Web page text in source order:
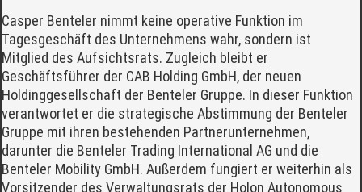
Casper Benteler nimmt keine operative Funktion im
Tagesgeschäft des Unternehmens wahr, sondern ist
Mitglied des Aufsichtsrats. Zugleich bleibt er
Geschäftsführer der CAB Holding GmbH, der neuen
Holdinggesellschaft der Benteler Gruppe. In dieser Funktion
verantwortet er die strategische Abstimmung der Benteler
Gruppe mit ihren bestehenden Partnerunternehmen,
darunter die Benteler Trading International AG und die
Benteler Mobility GmbH. Außerdem fungiert er weiterhin als
Vorsitzender des Verwaltungsrats der Holon Autonomous